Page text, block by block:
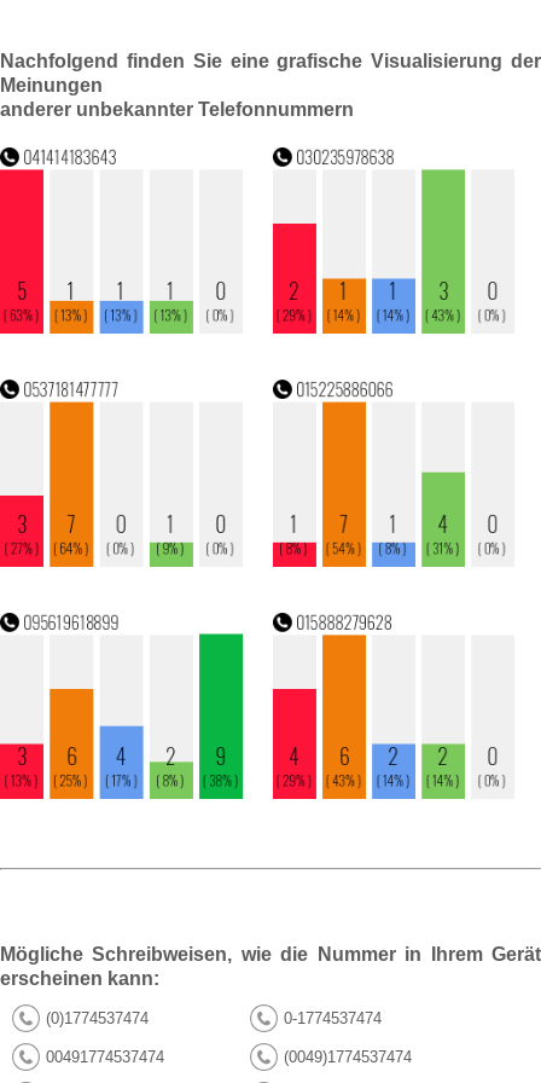
Nachfolgend finden Sie eine grafische Visualisierung der
Meinungen
anderer unbekannter Telefonnummern
Mögliche Schreibweisen, wie die Nummer in Ihrem Gerät
erscheinen kann:
(0)1774537474 0-1774537474
00491774537474 (0049)1774537474